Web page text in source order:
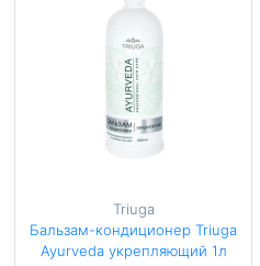
Triuga
Бальзам-кондиционер Triuga
Ayurveda укрепляющий 1л